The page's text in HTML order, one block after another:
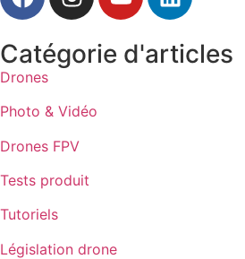
Catégorie d'articles
Drones
Photo & Vidéo
Drones FPV
Tests produit
Tutoriels
Législation drone